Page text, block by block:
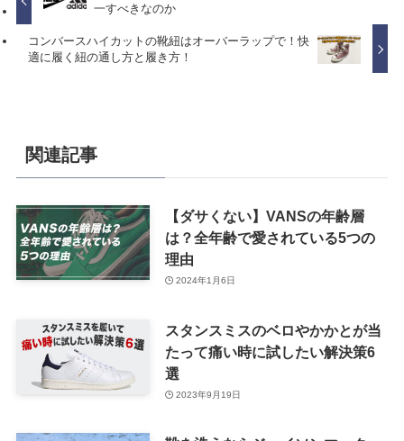
一すべきなのか
コンバースハイカットの靴紐はオーバーラップで！快
適に履く紐の通し方と履き方！
関連記事
【ダサくない】VANSの年齢層
は？全年齢で愛されている5つの
理由
2024年1月6日
スタンスミスのベロやかかとが当
たって痛い時に試したい解決策6
選
2023年9月19日